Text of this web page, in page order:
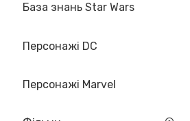
База знань Star Wars
Персонажі DC
Персонажі Marvel